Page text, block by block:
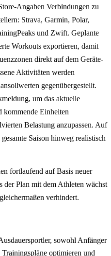
Angaben Verbindungen zu
Strava, Garmin, Polar,
und Zwift. Geplante
Workouts exportieren, damit
direkt auf dem Geräte-
Aktivitäten werden
gegenübergestellt.
um das aktuelle
kommende Einheiten
Belastung anzupassen. Auf
Saison hinweg realistisch
fortlaufend auf Basis neuer
der Plan mit dem Athleten wächst
verhindert.
sowohl Anfänger
optimieren und